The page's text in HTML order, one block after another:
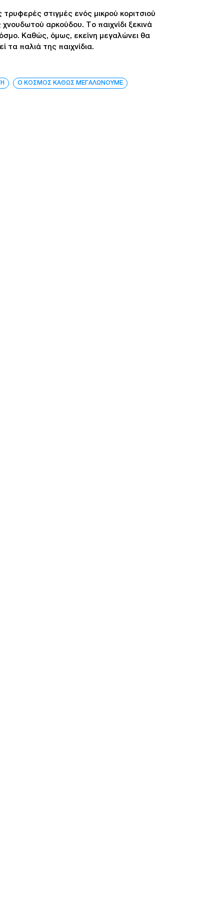
τρυφερές στιγμές ενός μικρού κοριτσιού
αρκούδου. Το παιχνίδι ξεκινά
Καθώς, όμως, εκείνη μεγαλώνει θα
τα παλιά της παιχνίδια.
Ο ΚΟΣΜΟΣ ΚΑΘΩΣ ΜΕΓΑΛΩΝΟΥΜΕ